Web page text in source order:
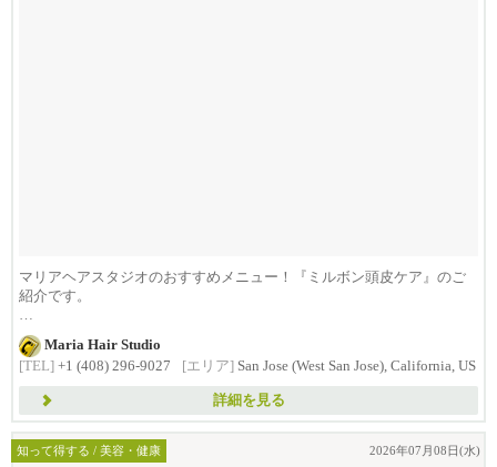
マリアヘアスタジオのおすすめメニュー！『ミルボン頭皮ケア』のご
紹介です。
“milbon(ミルボン)”は、...
Maria Hair Studio
[TEL] +1 (408) 296-9027 [エリア] San Jose (West San Jose), California, US
詳細を見る
知って得する / 美容・健康 2026年07月08日(水)